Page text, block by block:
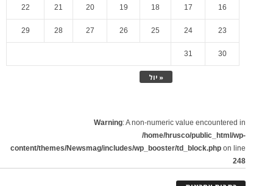
« יול
16
17
18
19
20
21
22
23
24
25
26
27
28
29
30
31
Warning: A non-numeric value encountered in
/home/hrusco/public_html/wp-
content/themes/Newsmag/includes/wp_booster/td_block.php on line
248